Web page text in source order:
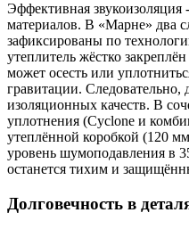
Эффективная звукоизоляция
материалов. В «Марне» два
зафиксированы по
утеплитель жёстко
может осесть или
гравитации. Следовательно,
изоляционных качеств. В
уплотнения (Cyclone и
утеплённой коробкой (120
уровень шумоподавления в
останется тихим и
Долговечность в